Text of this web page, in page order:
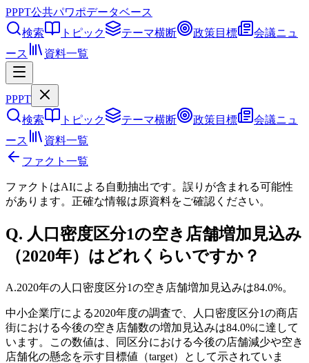
PPPT公共パワポデータベース
検索
トピック テーマ横断 政策目標
会議ニュ
ース
資料一覧
PPPT
検索
トピック テーマ横断 政策目標
会議ニュ
ース
資料一覧
ファクト一覧
ファクトはAIによる自動抽出です。誤りが含まれる可能性
があります。正確な情報は原資料をご確認ください。
Q. 人口密度区分1の空き店舗増加見込み
（2020年）はどれくらいですか？
A.2020年の人口密度区分1の空き店舗増加見込みは84.0%。
中小企業庁による2020年度の調査で、人口密度区分1の商店
街における今後の空き店舗数の増加見込みは84.0%に達して
います。この数値は、同区分における今後の店舗減少や空き
店舗化の懸念を示す目標値（target）として示されていま